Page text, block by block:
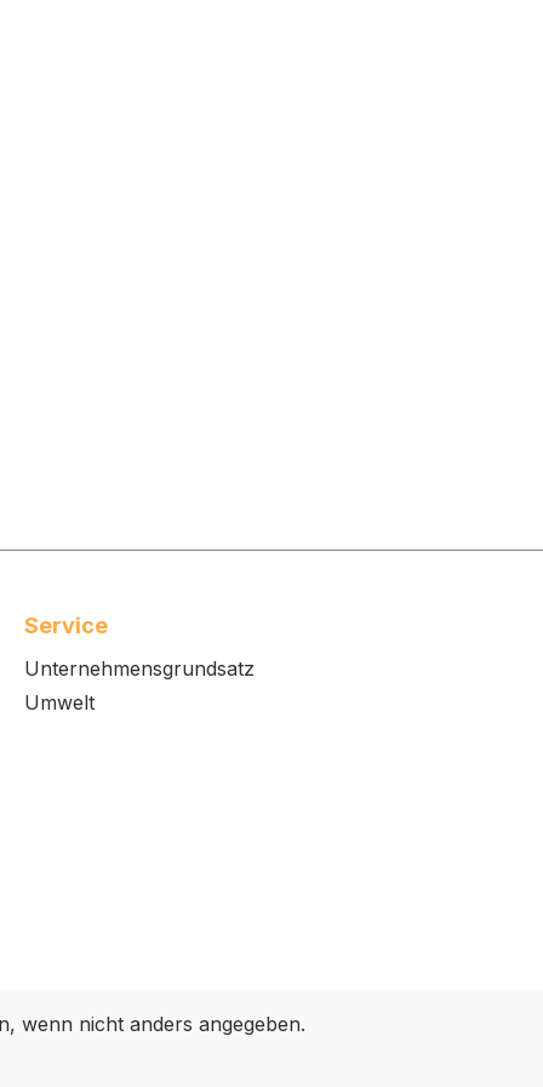
Service
Unternehmensgrundsatz
Umwelt
wenn nicht anders angegeben.